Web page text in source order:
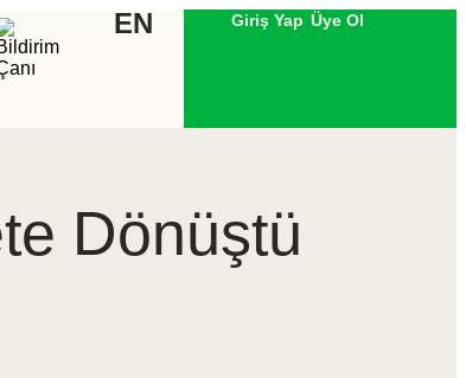
EN Giriş Yap Üye Ol
Dönüştü